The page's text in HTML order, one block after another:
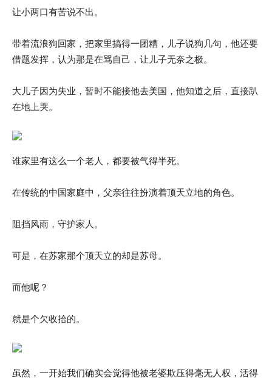
让小两口有苦说不出。
带着流浪狗回家，把家里搞得一团糟，儿子说狗几句，他还要
借题发挥，认为那是在骂自己，让儿子无奈之极。
大儿子因为失业，暂时不能接他去美国，他知道之后，直接趴
在地上哭。
谁家里有这么一个老人，都要被气得半死。
在传统的中国家庭中，父亲往往扮演着顶天立地的角色。
阻挡风雨，守护家人。
可是，在苏家那个顶天立的却是苏母。
而他呢？
就是个欠收拾的。
虽然，一开始我们确实会觉得他被老婆欺压得毫无人权，活得